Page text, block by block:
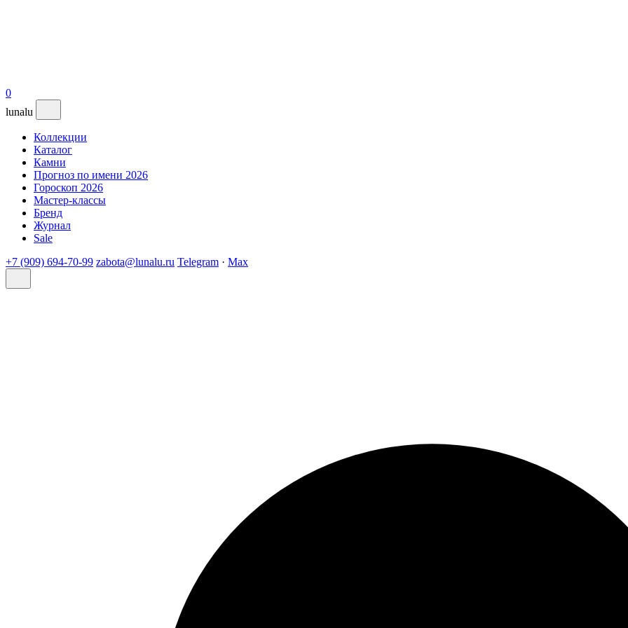
0
lunalu
Коллекции
Каталог
Камни
Прогноз по имени 2026
Гороскоп 2026
Мастер-классы
Бренд
Журнал
Sale
+7 (909) 694-70-99 zabota@lunalu.ru Telegram · Max